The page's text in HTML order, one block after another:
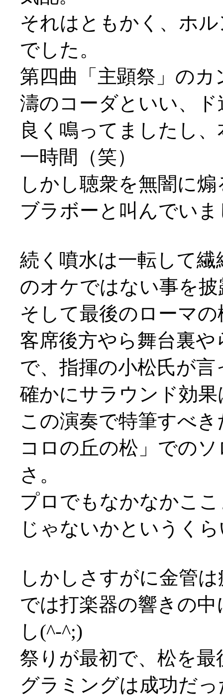
それはともかく、ホ
でした。
第四曲「主顕祭」の
濤のコーダといい、
良く鳴ってましたし
一時間（笑）
しかし聴衆を無闇に
ブラボーと叫んでい
続く噴水は一転して
のオケではない事を披
そして最後のローマの
客席後方やら舞台裏
で、指揮の小松氏が
確かにサラウンド効
この演奏で特筆すべ
コロの丘の松」での
さ。
プロでもなかなかこ
じゃないかというく
しかしさすがに金管
では打楽器の響きの
し(^-^;)
祭りが最初で、松を
グラミングは成功だ